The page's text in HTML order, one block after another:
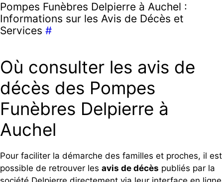
Pompes Funèbres Delpierre à Auchel :
Informations sur les Avis de Décès et
Services #
Où consulter les avis de
décès des Pompes
Funèbres Delpierre à
Auchel
Pour faciliter la démarche des familles et proches, il est
possible de retrouver les avis de décès publiés par la